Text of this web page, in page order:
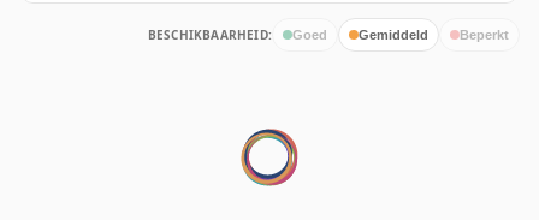
BESCHIKBAARHEID: Goed Gemiddeld Beperkt